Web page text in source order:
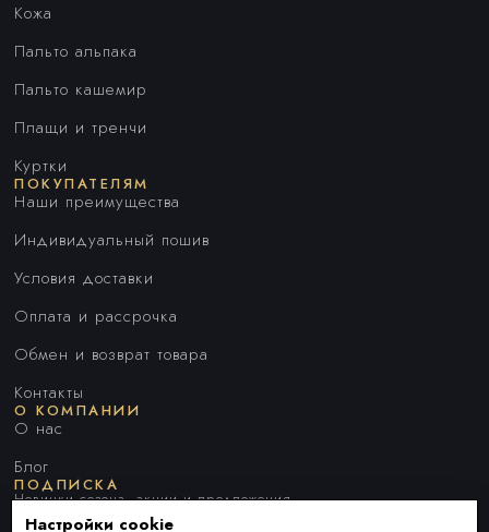
Кожа
Пальто альпака
Пальто кашемир
Плащи и тренчи
Куртки
ПОКУПАТЕЛЯМ
Наши преимущества
Индивидуальный пошив
Условия доставки
Оплата и рассрочка
Обмен и возврат товара
Контакты
О КОМПАНИИ
О нас
Блог
ПОДПИСКА
Новинки сезона, акции и предложения
Настройки cookie